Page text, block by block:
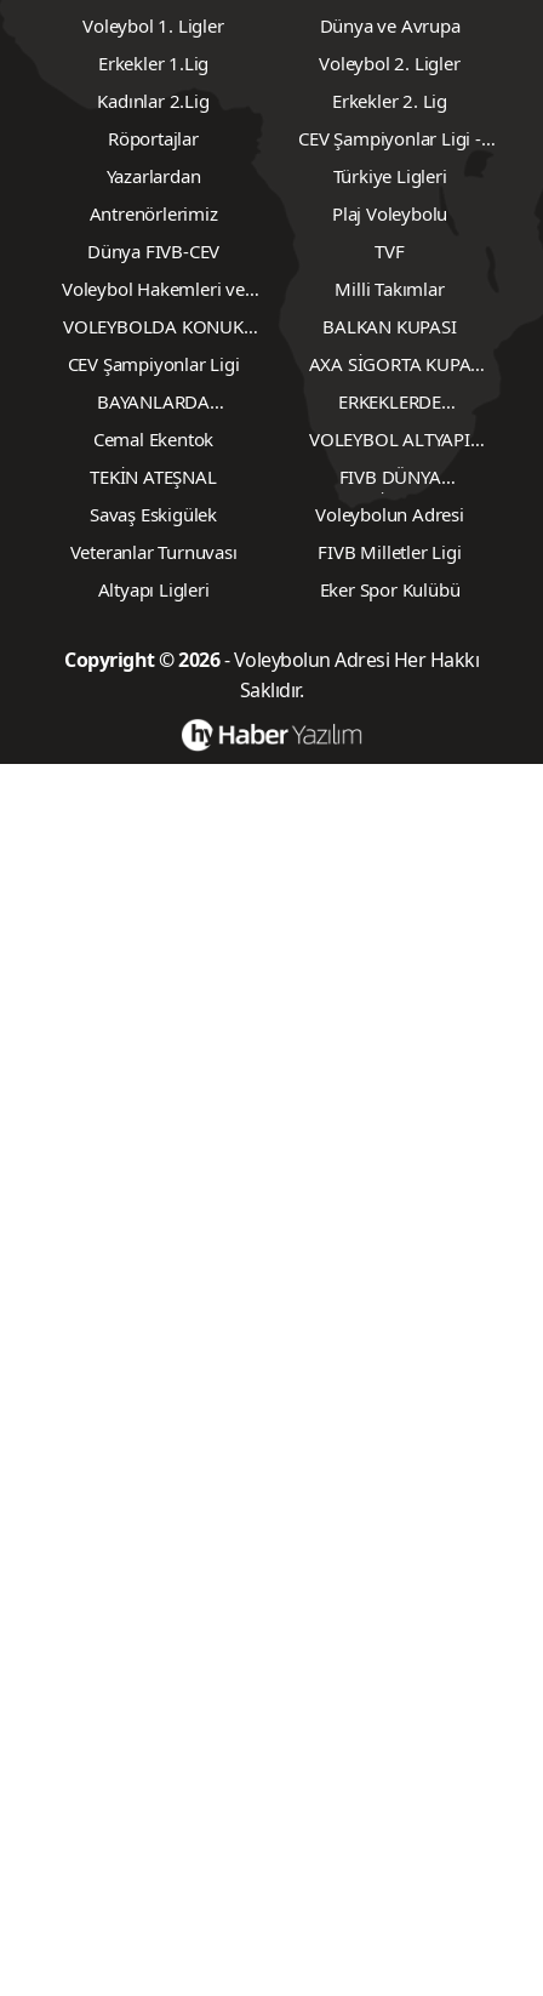
Voleybol 1. Ligler
Dünya ve Avrupa
Erkekler 1.Lig
Voleybol 2. Ligler
Kadınlar 2.Lig
Erkekler 2. Lig
Röportajlar
CEV Şampiyonlar Ligi -
Yazarlardan
Türkiye Ligleri
Antrenörlerimiz
Plaj Voleybolu
Dünya FIVB-CEV
TVF
Voleybol Hakemleri ve
Milli Takımlar
VOLEYBOLDA KONUK
BALKAN KUPASI
CEV Şampiyonlar Ligi
AXA SİGORTA KUPA
BAYANLARDA
ERKEKLERDE
Cemal Ekentok
VOLEYBOL ALTYAPI
KARŞILAŞMALARI
TEKİN ATEŞNAL
FIVB DÜNYA
ŞAMPİYONASI
Savaş Eskigülek
Voleybolun Adresi
Veteranlar Turnuvası
FIVB Milletler Ligi
Altyapı Ligleri
Eker Spor Kulübü
Copyright © 2026- Voleybolun Adresi Her Hakkı
Saklıdır.